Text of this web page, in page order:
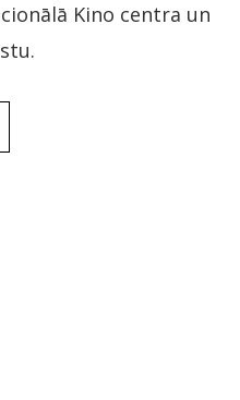
Kino centra un